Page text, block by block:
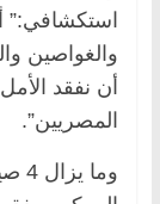
استكشافي:”
والغواصين
أن نفقد
المصريين”.